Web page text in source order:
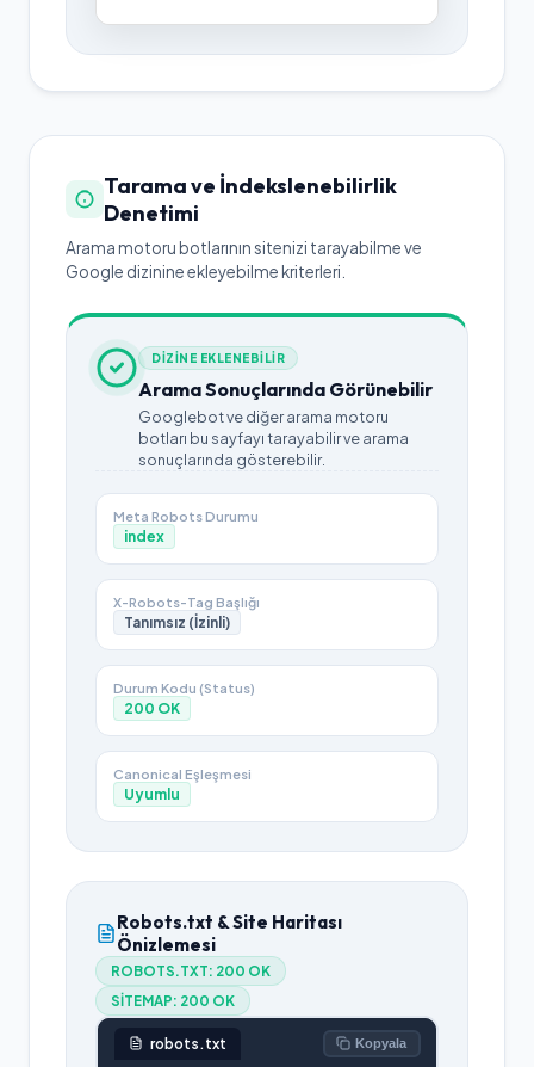
derinleştirin.
Tarama ve İndekslenebilirlik
Denetimi
Arama motoru botlarının sitenizi tarayabilme ve
Google dizinine ekleyebilme kriterleri.
DİZİNE EKLENEBİLİR
Arama Sonuçlarında Görünebilir
Googlebot ve diğer arama motoru
botları bu sayfayı tarayabilir ve arama
sonuçlarında gösterebilir.
Meta Robots Durumu
index
X-Robots-Tag Başlığı
Tanımsız (İzinli)
Durum Kodu (Status)
200 OK
Canonical Eşleşmesi
Uyumlu
Robots.txt & Site Haritası
Önizlemesi
ROBOTS.TXT: 200 OK
SITEMAP: 200 OK
robots.txt Kopyala